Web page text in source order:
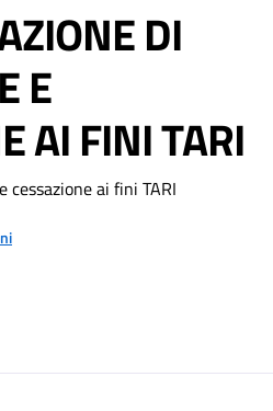
DI
E
AI FINI TARI
cessazione ai fini TARI